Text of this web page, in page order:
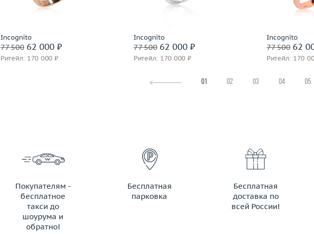
Incognito
77 50062 000 ₽
Ритейл: 170 000 ₽
Incognito
77 50062 000 ₽
Ритейл: 170 000 ₽
Подробнее
Incognito
77 50062
Ритейл: 170
01 02 03 04 05
Покупателям -
бесплатное
такси до
шоурума и
обратно!
ЗАКАЗАТЬ ТАКСИ
Бесплатная
парковка
Бесплатная
доставка по
всей России!